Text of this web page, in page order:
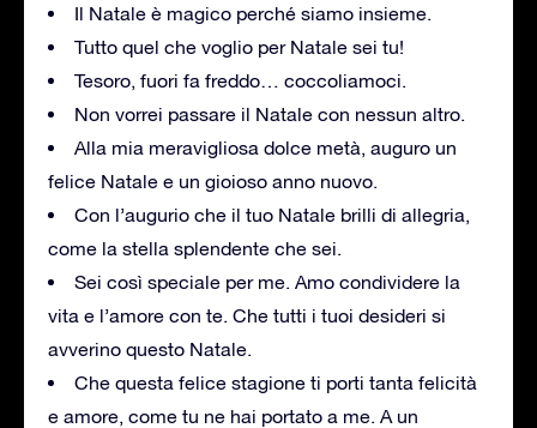
Il Natale è magico perché siamo insieme.
Tutto quel che voglio per Natale sei tu!
Tesoro, fuori fa freddo… coccoliamoci.
Non vorrei passare il Natale con nessun altro.
Alla mia meravigliosa dolce metà, auguro un
felice Natale e un gioioso anno nuovo.
Con l’augurio che il tuo Natale brilli di allegria,
come la stella splendente che sei.
Sei così speciale per me. Amo condividere la
vita e l’amore con te. Che tutti i tuoi desideri si
avverino questo Natale.
Che questa felice stagione ti porti tanta felicità
e amore, come tu ne hai portato a me. A un